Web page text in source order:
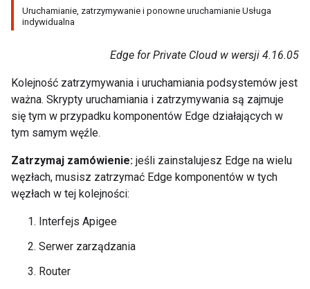
Uruchamianie, zatrzymywanie i ponowne uruchamianie Usługa
indywidualna
Edge for Private Cloud w wersji 4.16.05
Kolejność zatrzymywania i uruchamiania podsystemów jest
ważna. Skrypty uruchamiania i zatrzymywania są zajmuje
się tym w przypadku komponentów Edge działających w
tym samym węźle.
Zatrzymaj zamówienie: jeśli zainstalujesz Edge na wielu
węzłach, musisz zatrzymać Edge komponentów w tych
węzłach w tej kolejności:
Interfejs Apigee
Serwer zarządzania
Router